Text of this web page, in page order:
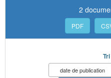
2
PDF
date de publication